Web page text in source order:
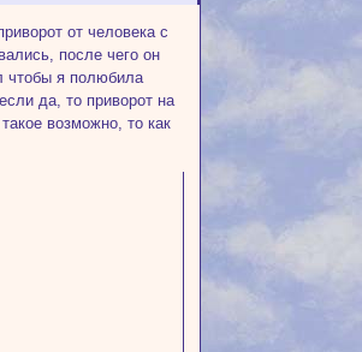
от человека с
после чего он
чтобы я полюбила
да, то приворот на
возможно, то как